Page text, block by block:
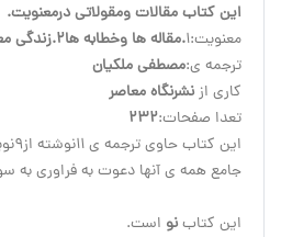
این کتاب مقالات ومقولاتی درمعنویت.
معنویت:1.مقاله ها وخطابه ها2.زندگی معنوی.
ترجمه ی:مصطفی ملکیان
کاری از نشرنگاه معاصر
تعدا صفحات:232
این کتاب نو است.